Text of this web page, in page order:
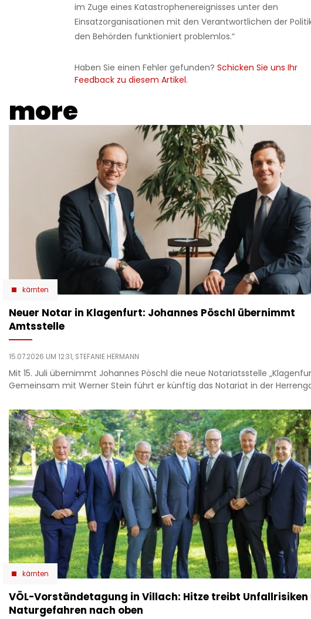
im Zuge eines Katastrophenereignisses unter den
Einsatzorganisationen mit den Verantwortlichen der
den Behörden funktioniert problemlos.“
Haben Sie einen Fehler gefunden?Schicken Sie uns Ihr
Feedback zu diesem Artikel.
more
kärnten
Neuer Notar in Klagenfurt: Johannes Pöschl übernimmt
Amtsstelle
15.07.2026 UM 12:31, STEFANIE HERMANN
Mit 15. Juli übernimmt Johannes Pöschl die neue Notariatsstelle
Gemeinsam mit Werner Stein führt er künftig das Notariat in der
kärnten
VÖL-Vorständetagung in Villach: Hitze treibt Unfallrisiken
Naturgefahren nach oben